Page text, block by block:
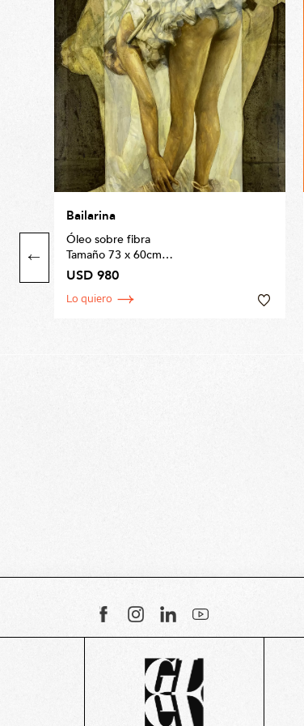
Bailarina
Óleo sobre fibra
Tamaño 73 x 60cm
USD 980
Lo quiero